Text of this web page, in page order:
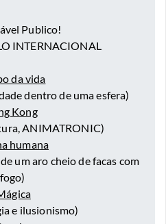
Publico!
INTERNACIONAL
da vida
dentro de uma esfera)
Kong
ANIMATRONIC)
humana
um aro cheio de facas com
fogo)
e ilusionismo)